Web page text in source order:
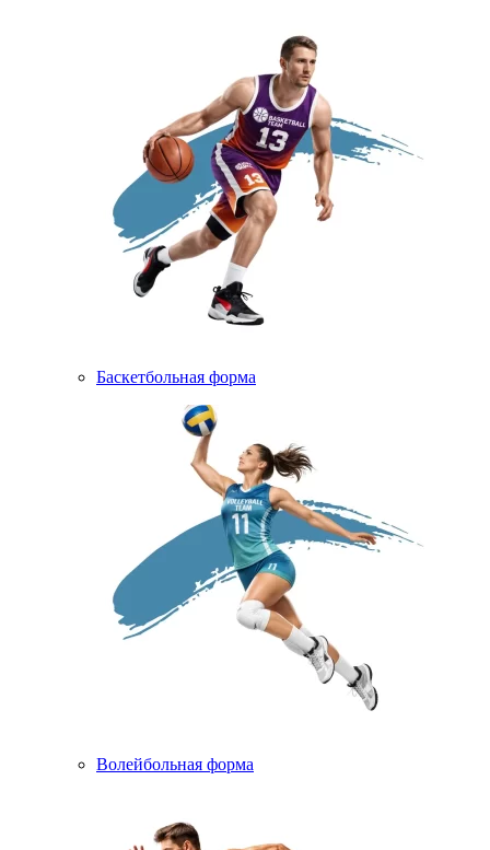
Баскетбольная форма
Волейбольная форма